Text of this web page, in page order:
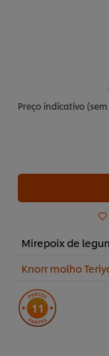
Preço indicativo (sem
Mirepoix de
Knorr molho
11